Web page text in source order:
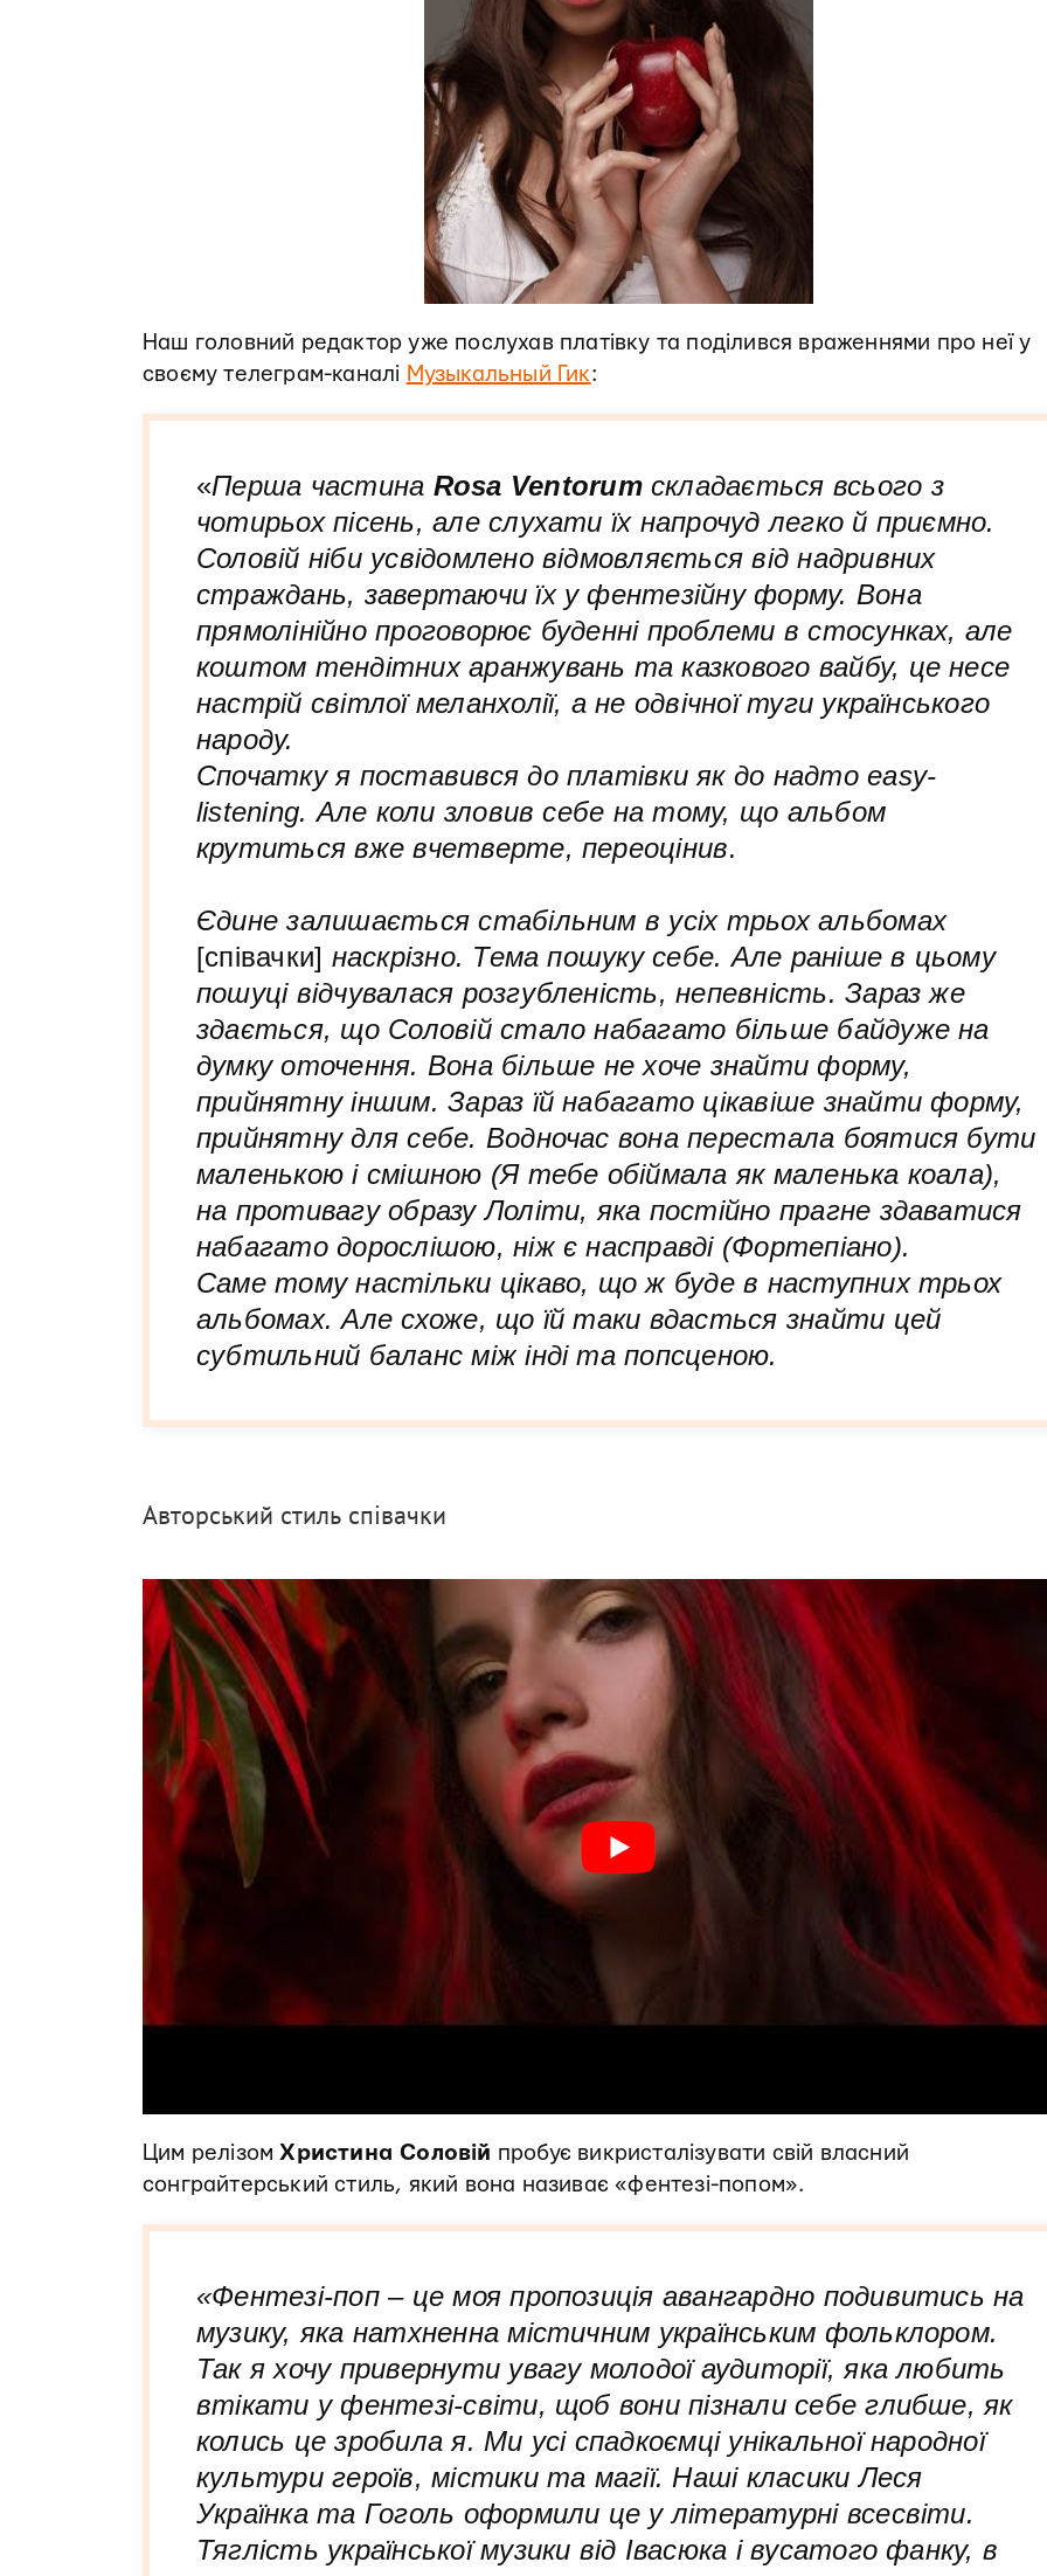
Наш головний редактор уже послухав платівку та поділився враженнями про неї у
своєму телеграм-каналі Музыкальный Гик:
«Перша частина Rosa Ventorum складається всього з
чотирьох пісень, але слухати їх напрочуд легко й приємно.
Соловій ніби усвідомлено відмовляється від надривних
страждань, завертаючи їх у фентезійну форму. Вона
прямолінійно проговорює буденні проблеми в стосунках, але
коштом тендітних аранжувань та казкового вайбу, це несе
настрій світлої меланхолії, а не одвічної туги українського
народу.
Спочатку я поставився до платівки як до надто easy-
listening. Але коли зловив себе на тому, що альбом
крутиться вже вчетверте, переоцінив.
Єдине залишається стабільним в усіх трьох альбомах
[співачки] наскрізно. Тема пошуку себе. Але раніше в цьому
пошуці відчувалася розгубленість, непевність. Зараз же
здається, що Соловій стало набагато більше байдуже на
думку оточення. Вона більше не хоче знайти форму,
прийнятну іншим. Зараз їй набагато цікавіше знайти форму,
прийнятну для себе. Водночас вона перестала боятися бути
маленькою і смішною (Я тебе обіймала як маленька коала),
на противагу образу Лоліти, яка постійно прагне здаватися
набагато дорослішою, ніж є насправді (Фортепіано).
Саме тому настільки цікаво, що ж буде в наступних трьох
альбомах. Але схоже, що їй таки вдасться знайти цей
субтильний баланс між інді та попсценою.
Авторський стиль співачки
Цим релізом Христина Соловій пробує викристалізувати свій власний
сонграйтерський стиль, який вона називає «фентезі-попом».
«Фентезі-поп – це моя пропозиція авангардно подивитись на
музику, яка натхненна містичним українським фольклором.
Так я хочу привернути увагу молодої аудиторії, яка любить
втікати у фентезі-світи, щоб вони пізнали себе глибше, як
колись це зробила я. Ми усі спадкоємці унікальної народної
культури героїв, містики та магії. Наші класики Леся
Українка та Гоголь оформили це у літературні всесвіти.
Тяглість української музики від Івасюка і вусатого фанку, в